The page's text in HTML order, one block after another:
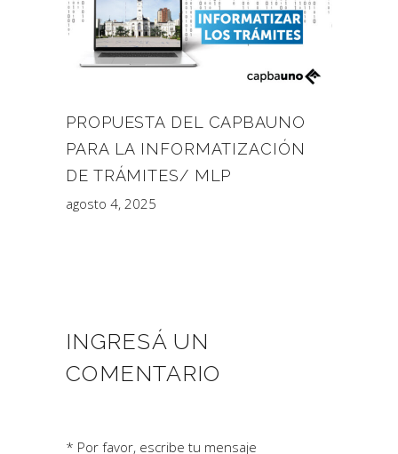
PROPUESTA DEL CAPBAUNO
PARA LA INFORMATIZACIÓN
DE TRÁMITES/ MLP
agosto 4, 2025
INGRESÁ UN
COMENTARIO